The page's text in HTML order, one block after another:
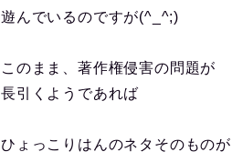
遊んでいるのですが(^_^;)
このまま、著作権侵害の問題が
長引くようであれば
ひょっこりはんのネタそのものが